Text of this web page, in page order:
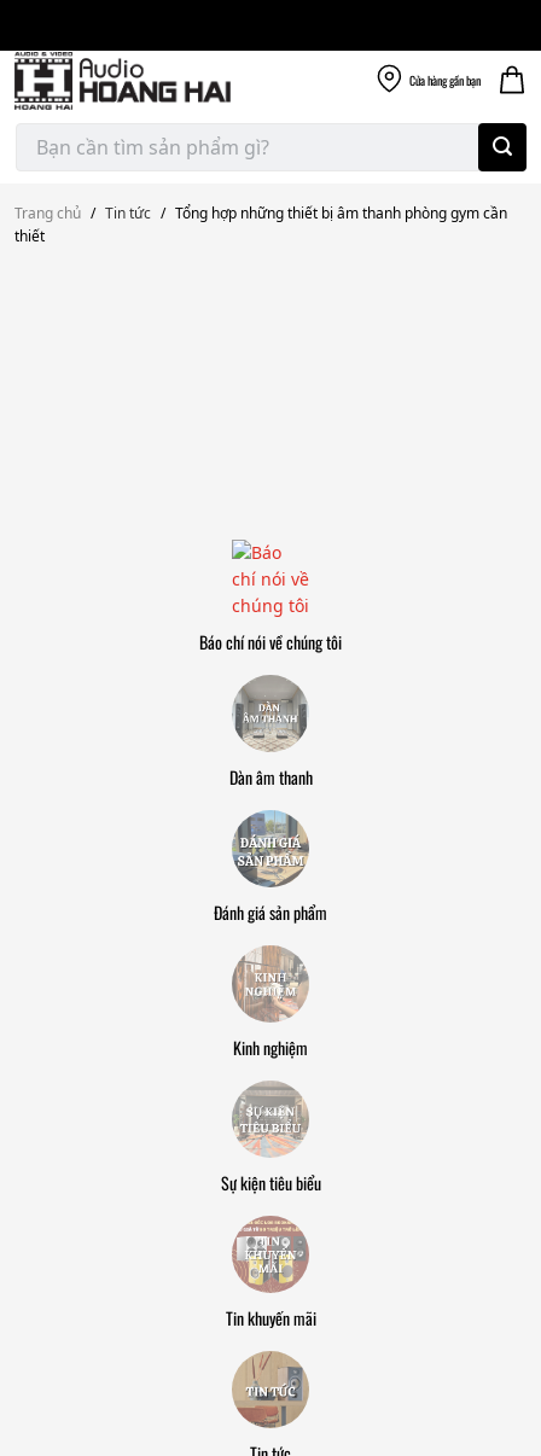
content
Cửa hànggần bạn
Tìm
kiếm:
Trang chủ / Tin tức / Tổng hợp những thiết bị âm thanh phòng gym cần
thiết
Báo chí nói về chúng tôi
Dàn âm thanh
Đánh giá sản phẩm
Kinh nghiệm
Sự kiện tiêu biểu
Tin khuyến mãi